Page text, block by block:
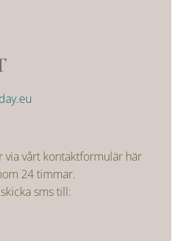
via vårt kontaktformulär här
24 timmar.
sms till: